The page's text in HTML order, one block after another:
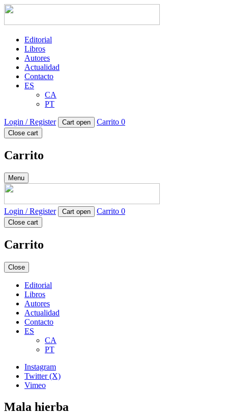
Editorial
Libros
Autores
Actualidad
Contacto
ES
CA
PT
Login / Register Cart open Carrito 0
Close cart
Carrito
Menu
Login / Register Cart open Carrito 0
Close cart
Carrito
Close
Editorial
Libros
Autores
Actualidad
Contacto
ES
CA
PT
Instagram
Twitter (X)
Vimeo
Mala hierba